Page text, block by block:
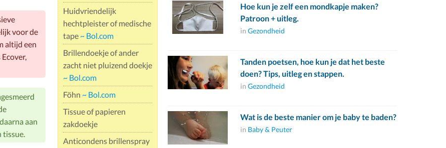
Huidvriendelijk
hechtpleister of medische
tape ~ Bol.com
Brillendoekje of ander
zacht niet pluizend doekje
~ Bol.com
Föhn ~ Bol.com
Tissue of papieren
zakdoekje
Anticondens brillenspray
voor de
altijd een
aan
tissue.
Hoe kun je zelf een mondkapje maken?
Patroon + uitleg.
in Gezondheid
Tanden poetsen, hoe kun je dat het beste
doen? Tips, uitleg en stappen.
in Gezondheid
Wat is de beste manier om je baby te baden?
in Baby & Peuter